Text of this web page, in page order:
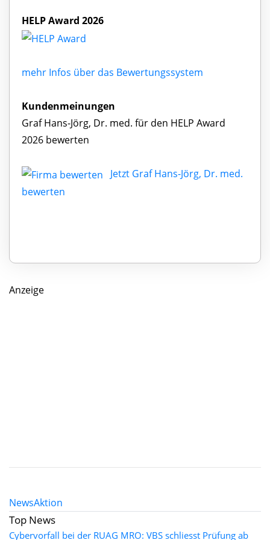
HELP Award 2026
mehr Infos über das Bewertungssystem
Kundenmeinungen
Graf Hans-Jörg, Dr. med. für den HELP Award
2026 bewerten
Jetzt Graf Hans-Jörg, Dr. med.
bewerten
Anzeige
NewsAktion
Top News
Cybervorfall bei der RUAG MRO: VBS schliesst Prüfung ab